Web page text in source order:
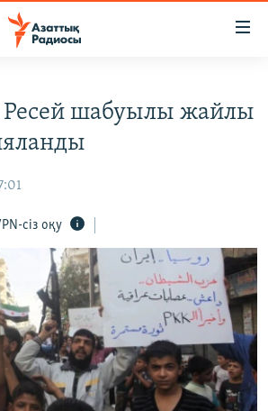
шабуылы жайлы
сіз оқу